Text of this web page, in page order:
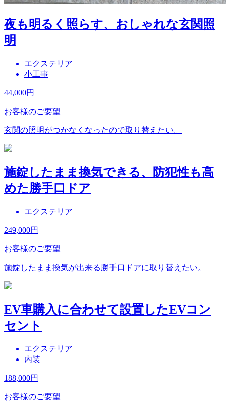
夜も明るく照らす、おしゃれな玄関照
明
エクステリア
小工事
44,000円
お客様のご要望
玄関の照明がつかなくなったので取り替えたい。
施錠したまま換気できる、防犯性も高
めた勝手口ドア
エクステリア
249,000円
お客様のご要望
施錠したまま換気が出来る勝手口ドアに取り替えたい。
EV車購入に合わせて設置したEVコン
セント
エクステリア
内装
188,000円
お客様のご要望